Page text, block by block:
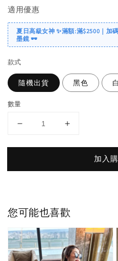
適用優惠
夏日高級女神 ✨滿額:滿$2500｜加
墨鏡 🕶️
款式
隨機出貨 黑色
數量
加入
您可能也喜歡